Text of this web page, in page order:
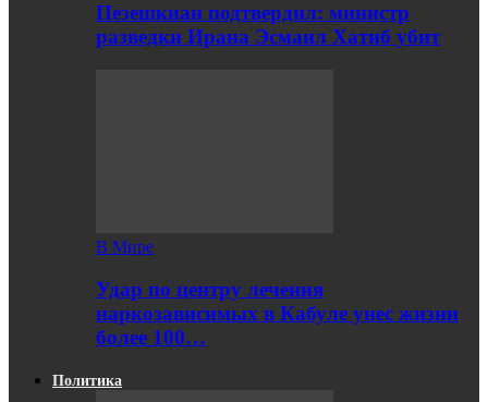
Пезешкиан подтвердил: министр
разведки Ирана Эсмаил Хатиб убит
В Мире
Удар по центру лечения
наркозависимых в Кабуле унес жизни
более 100…
Политика